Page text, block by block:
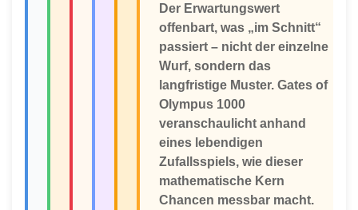
Der Erwartungswert
offenbart, was „im Schnitt“
passiert – nicht der einzelne
Wurf, sondern das
langfristige Muster. Gates of
Olympus 1000
veranschaulicht anhand
eines lebendigen
Zufallsspiels, wie dieser
mathematische Kern
Chancen messbar macht.